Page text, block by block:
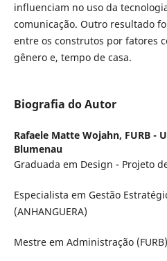
influenciam no uso da
comunicação. Outro resultado
entre os construtos por fatores
gênero e, tempo de casa.
Biografia do Autor
Rafaele Matte Wojahn, FURB -
Blumenau
Graduada em Design - Projeto
Especialista em Gestão
(ANHANGUERA)
Mestre em Administração (FURB)